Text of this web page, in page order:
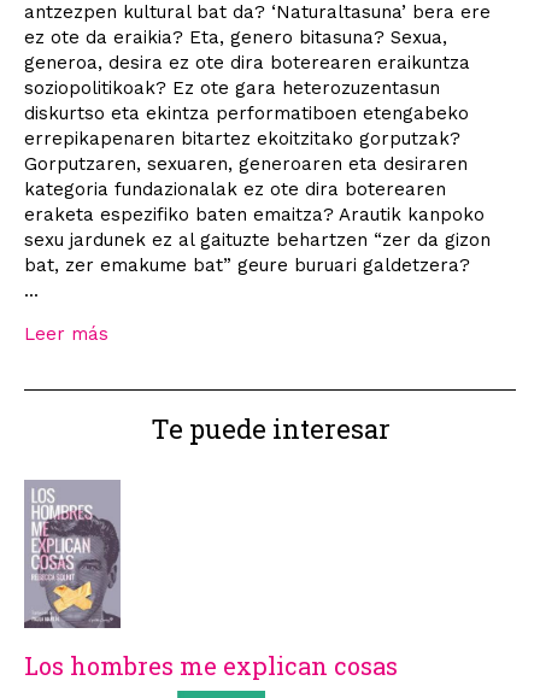
antzezpen kultural bat da? ‘Naturaltasuna’ bera ere
ez ote da eraikia? Eta, genero bitasuna? Sexua,
generoa, desira ez ote dira boterearen eraikuntza
soziopolitikoak? Ez ote gara heterozuzentasun
diskurtso eta ekintza performatiboen etengabeko
errepikapenaren bitartez ekoitzitako gorputzak?
Gorputzaren, sexuaren, generoaren eta desiraren
kategoria fundazionalak ez ote dira boterearen
eraketa espezifiko baten emaitza? Arautik kanpoko
sexu jardunek ez al gaituzte behartzen “zer da gizon
bat, zer emakume bat” geure buruari galdetzera?
...
Leer más
Te puede interesar
Los hombres me explican cosas